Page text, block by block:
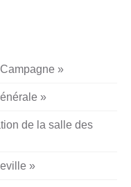
»
»
de la salle des
»